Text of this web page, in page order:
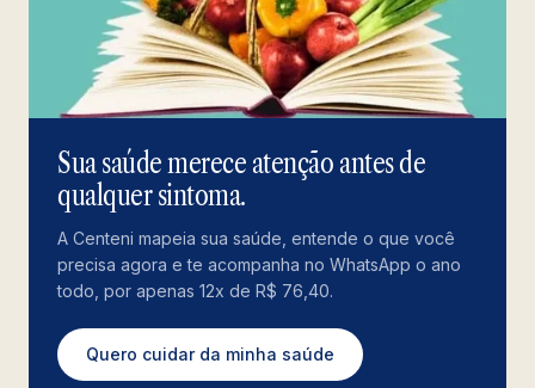
Sua saúde merece atenção antes de
qualquer sintoma.
A Centeni mapeia sua saúde, entende o que você
precisa agora e te acompanha no WhatsApp o ano
todo, por apenas 12x de R$ 76,40.
Quero cuidar da minha saúde